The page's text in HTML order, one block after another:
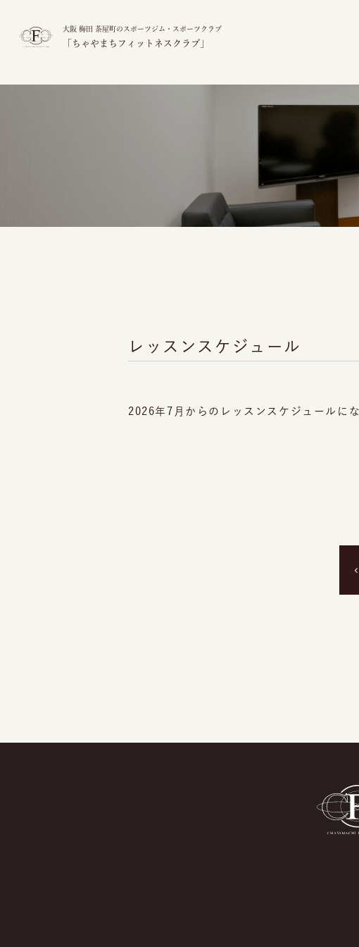
大阪 梅田 茶屋町のスポーツジム・スポーツクラブ
「ちゃやまちフィットネスクラブ」
レッスンスケジュール
2026年7月からのレッスンスケジュールにな